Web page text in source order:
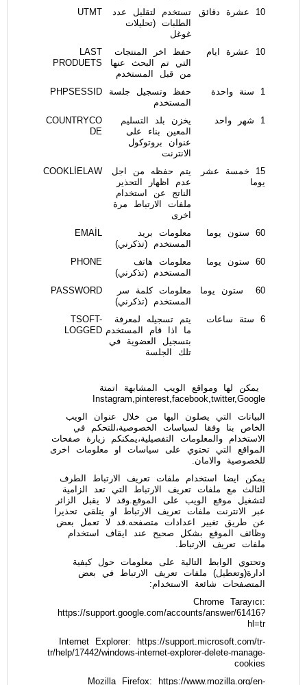
10 عشرة دقائق
تستخدم لتقليل عدد
الطلبات (تحليلات
غوغل
UTMT
10 عشرة ايام
حفظ اخر المنتجات
التي تم البحث عنها
من قبل المستخدم
LAST
PRODUETS
1 سنة واحدة
حفظ وتسجيل جلسة
المستخدم
PHPSESSID
1 شهر واحد
يخزن بلد التسليم
المعين بناء على
عنوان بروتوكول
الانترنت
COUNTRYCO
DE
15 خمسة عشر
يوما
يتم حفظه من اجل
عدم اظهار التحذير
الناتج عن استخدام
ملفات الارتباط مرة
اخرى
COOKLİELAW
60 ستون يوما
معلومات بريد
المستخدم (تذكرني)
EMAİL
60 ستون يوما
معلومات هاتف
المستخدم (تذكرني)
PHONE
60 ستون يوما
معلومات كلمة سر
المستخدم (تذكرني)
PASSWORD
6 ستة ساعات
يتم تسجيله لمعرفة
ما اذا قام المستخدم
بتسجيل العضوية في
تلك الجلسة
TSOFT-
LOGGED
يمكن لها ومواقع الويب المشابهة اتمتة
Instagram,pinterest,facebook,twitter,Google
البيانات التي يصلون اليها من خلال عنوان الويب
الخاص بنا وفقا لسياسات الخصوصية،للتحكم في
الاستخدام والمعلومات التفصيلية،يمكنكم زيارة صفحات
المواقع التي تحتوي على سياسات او معلومات اخرى
للخصوصية والامان.
يمكن ايضا استخدام ملفات تعريف الارتباط الطرف
الثالث مع ملفات تعريف الارتباط التي تعد الزامية
لتشغيل موقع الويب على الموقع.وقد لا يقبل الزائر
عبر الانترنت ملفات تعريف الارتباط او يتلقى تحذيرا
عن طريق تغيير اعدادات متصفحه.قد لا تعمل بعض
وظائف الموقع بشكل صحيح عند ايقاف استخدام
ملفات تعريف الارتباط.
وتحتوي الوابط التالية على معلومات حول كيفية
ادارة(وتعطيل) ملفات تعريف الارتباط في بعض
المتصفحات شائعة الاستخدام:
Chrome Tarayıcı:
https://support.google.com/accounts/answer/61416?
hl=tr
Internet Explorer: https://support.microsoft.com/tr-
tr/help/17442/windows-internet-explorer-delete-manage-
cookies
Mozilla Firefox:
https://www.mozilla.org/en-